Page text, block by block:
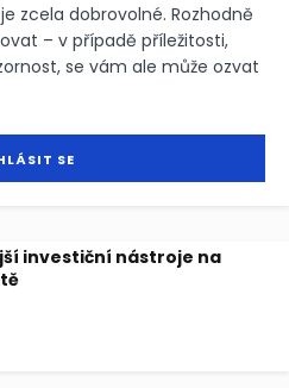
zcela dobrovolné. Rozhodně
– v případě příležitosti,
se vám ale může ozvat
investiční nástroje na